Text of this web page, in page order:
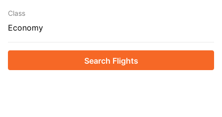
Class
Economy